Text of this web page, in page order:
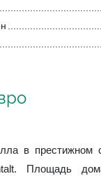
в престижном
Площадь